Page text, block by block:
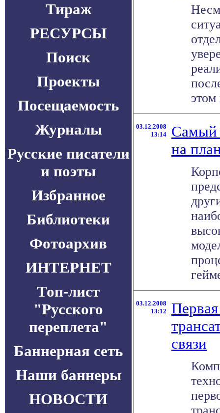
Тираж
РЕСУРСЫ
Поиск
Проекты
Посещаемость
Журналы
Русские писатели
и поэты
Избранное
Библиотеки
Фотоархив
ИНТЕРНЕТ
Топ-лист
"Русского
переплета"
Баннерная сеть
Наши баннеры
НОВОСТИ
этом
03.12.2008
13:14
Самый
на
03.12.2008
13:12
связи